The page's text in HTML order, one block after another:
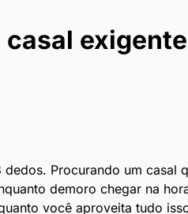
casal exigente
Procurando um casal
demoro chegar na
você aproveita tudo